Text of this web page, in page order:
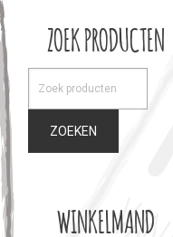
ZOEK PRODUCTEN
ZOEKEN
WINKELMAND